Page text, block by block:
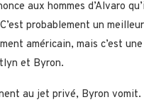
aux hommes d’Alvaro
probablement un
américain, mais c’est
et Byron.
au jet privé, Byron